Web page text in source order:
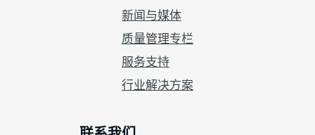
新闻与媒体
质量管理专栏
服务支持
行业解决方案